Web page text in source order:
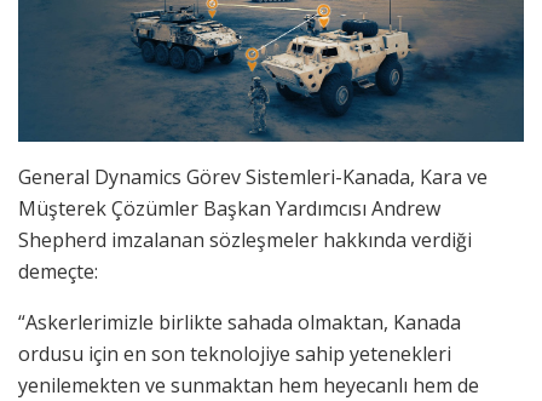
General Dynamics Görev Sistemleri-Kanada, Kara ve
Müşterek Çözümler Başkan Yardımcısı Andrew
Shepherd imzalanan sözleşmeler hakkında verdiği
demeçte:
“Askerlerimizle birlikte sahada olmaktan, Kanada
ordusu için en son teknolojiye sahip yetenekleri
yenilemekten ve sunmaktan hem heyecanlı hem de